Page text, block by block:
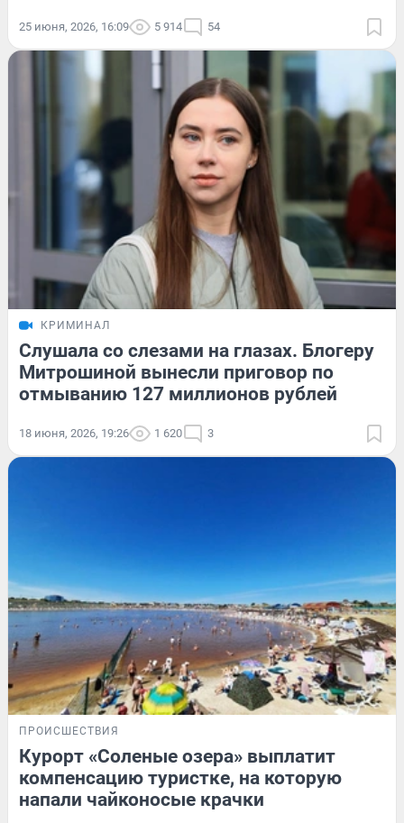
25 июня, 2026, 16:09 5 914 54
КРИМИНАЛ
Слушала со слезами на глазах. Блогеру
Митрошиной вынесли приговор по
отмыванию 127 миллионов рублей
18 июня, 2026, 19:26 1 620 3
ПРОИСШЕСТВИЯ
Курорт «Соленые озера» выплатит
компенсацию туристке, на которую
напали чайконосые крачки